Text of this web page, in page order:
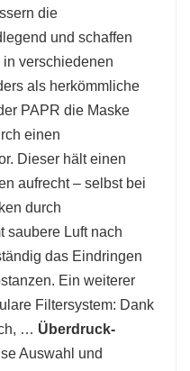
die
und schaffen
verschiedenen
als herkömmliche
PAPR die Maske
einen
Dieser hält einen
aufrecht – selbst bei
durch
saubere Luft nach
das Eindringen
Ein weiterer
Filtersystem: Dank
… Überdruck-
Auswahl und